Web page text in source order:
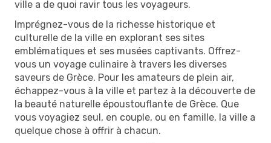
ville a de quoi ravir tous les voyageurs.
Imprégnez-vous de la richesse historique et
culturelle de la ville en explorant ses sites
emblématiques et ses musées captivants. Offrez-
vous un voyage culinaire à travers les diverses
saveurs de Grèce. Pour les amateurs de plein air,
échappez-vous à la ville et partez à la découverte de
la beauté naturelle époustouflante de Grèce. Que
vous voyagiez seul, en couple, ou en famille, la ville a
quelque chose à offrir à chacun.